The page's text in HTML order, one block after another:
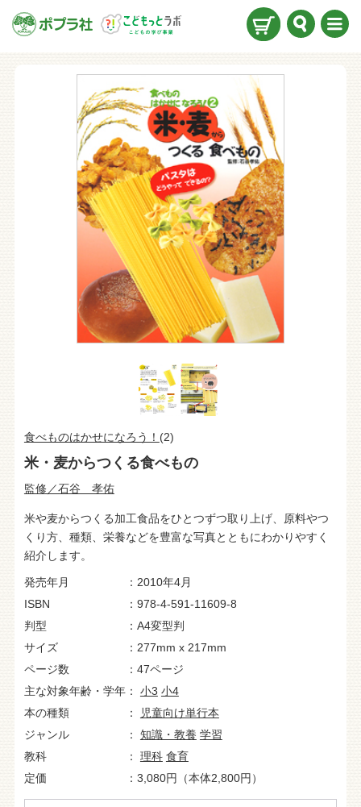
食べものはかせになろう！ (2)
米・麦からつくる食べもの
監修／石谷 孝佑
米や麦からつくる加工食品をひとつずつ取り上げ、原料やつ
くり方、種類、栄養などを豊富な写真とともにわかりやすく
紹介します。
発売年月
2010年4月
ISBN
978-4-591-11609-8
判型
A4変型判
サイズ
277mm x 217mm
ページ数
47ページ
主な対象年齢・学年
小3 小4
本の種類
児童向け単行本
ジャンル
知識・教養 学習
教科
理科 食育
定価
3,080円（本体2,800円）